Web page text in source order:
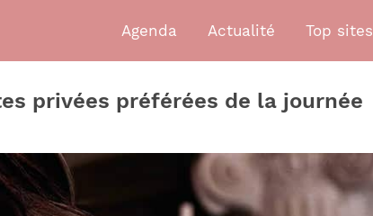
Agenda Actualité Top sites
privées préférées de la journée